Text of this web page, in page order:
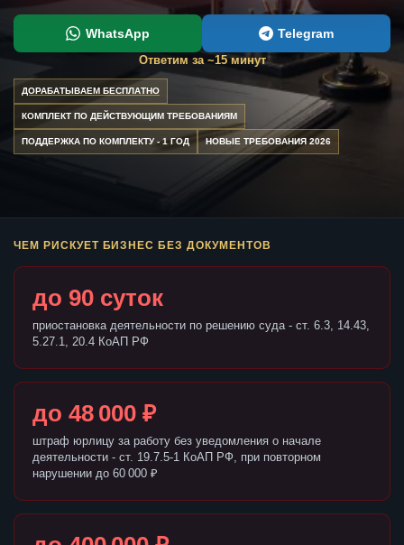
WhatsApp Telegram
Ответим за ~15 минут
ДОРАБАТЫВАЕМ БЕСПЛАТНО
КОМПЛЕКТ ПО ДЕЙСТВУЮЩИМ ТРЕБОВАНИЯМ
ПОДДЕРЖКА ПО КОМПЛЕКТУ - 1 ГОД НОВЫЕ ТРЕБОВАНИЯ 2026
ЧЕМ РИСКУЕТ БИЗНЕС БЕЗ ДОКУМЕНТОВ
до 90 суток
приостановка деятельности по решению суда - ст. 6.3, 14.43,
5.27.1, 20.4 КоАП РФ
до 48 000 ₽
штраф юрлицу за работу без уведомления о начале
деятельности - ст. 19.7.5-1 КоАП РФ, при повторном
нарушении до 60 000 ₽